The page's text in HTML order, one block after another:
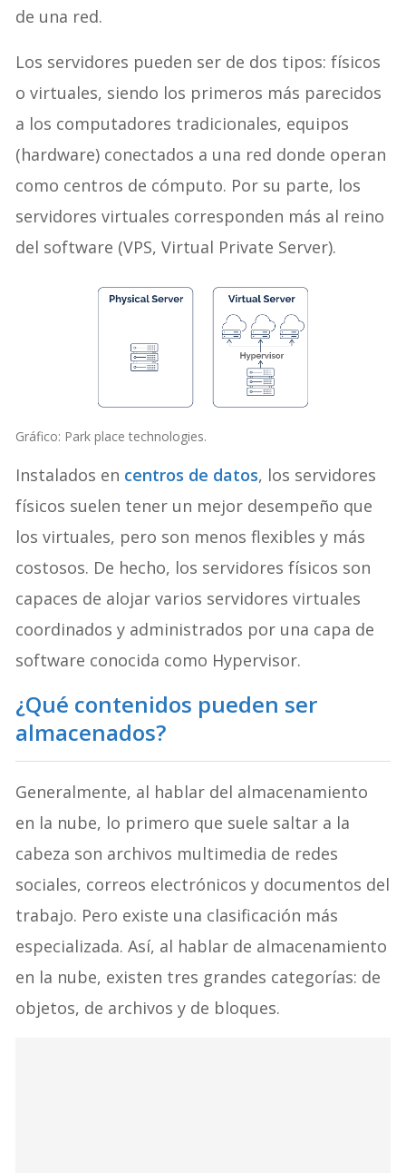
de una red.
Los servidores pueden ser de dos tipos: físicos
o virtuales, siendo los primeros más parecidos
a los computadores tradicionales, equipos
(hardware) conectados a una red donde operan
como centros de cómputo. Por su parte, los
servidores virtuales corresponden más al reino
del software (VPS, Virtual Private Server).
Gráfico: Park place technologies.
Instalados en centros de datos, los servidores
físicos suelen tener un mejor desempeño que
los virtuales, pero son menos flexibles y más
costosos. De hecho, los servidores físicos son
capaces de alojar varios servidores virtuales
coordinados y administrados por una capa de
software conocida como Hypervisor.
¿Qué contenidos pueden ser
almacenados?
Generalmente, al hablar del almacenamiento
en la nube, lo primero que suele saltar a la
cabeza son archivos multimedia de redes
sociales, correos electrónicos y documentos del
trabajo. Pero existe una clasificación más
especializada. Así, al hablar de almacenamiento
en la nube, existen tres grandes categorías: de
objetos, de archivos y de bloques.